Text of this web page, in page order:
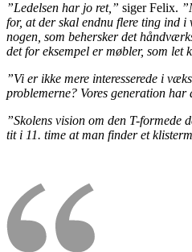
”Ledelsen har jo ret,” siger Felix.
for, at der skal endnu flere ting ind
nogen, som behersker det
det for eksempel er møbler, som let
”Vi er ikke mere interesserede i
problemerne? Vores generation
”Skolens vision om den T-formede
tit i 11. time at man finder et